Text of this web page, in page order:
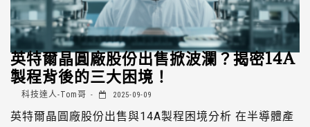
英特爾晶圓廠股份出售掀波瀾？揭密14A
製程背後的三大困境！
科技達人-Tom哥 2025-09-09
英特爾晶圓廠股份出售與14A製程困境分析 在半導體產